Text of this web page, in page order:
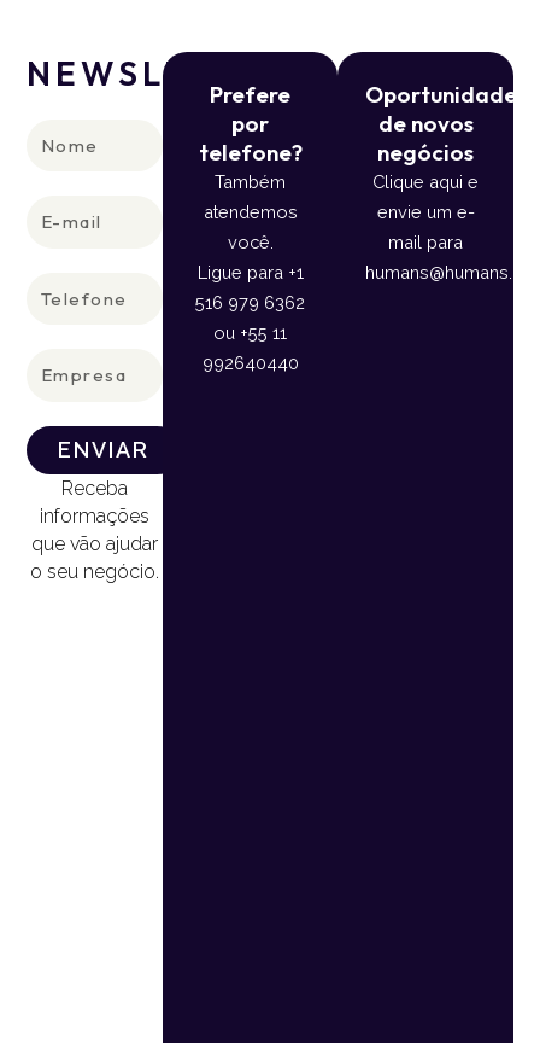
NEWSLETTER
ENVIAR
Receba
informações
que vão ajudar
o seu negócio.
Prefere
por
telefone?
Também
atendemos
você.
Ligue para +1
516 979 6362
ou +55 11
992640440
Oportunidade
de novos
negócios
Clique aqui e
envie um e-
mail para